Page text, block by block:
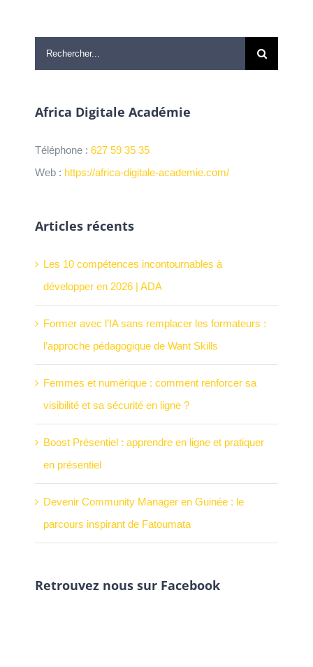
Rechercher:
Africa Digitale Académie
Téléphone : 627 59 35 35
Web : https://africa-digitale-academie.com/
Articles récents
Les 10 compétences incontournables à
développer en 2026 | ADA
Former avec l’IA sans remplacer les formateurs :
l’approche pédagogique de Want Skills
Femmes et numérique : comment renforcer sa
visibilité et sa sécurité en ligne ?
Boost Présentiel : apprendre en ligne et pratiquer
en présentiel
Devenir Community Manager en Guinée : le
parcours inspirant de Fatoumata
Retrouvez nous sur Facebook